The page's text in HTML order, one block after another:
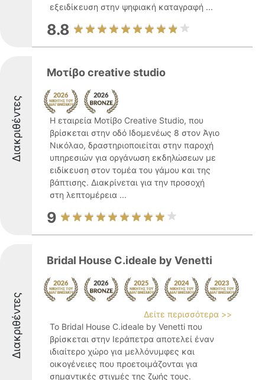
εξειδίκευση στην ψηφιακή καταγραφή ...
8.8
Διακριθέντες
Μοτίβο creative studio
Η εταιρεία Μοτίβο Creative Studio, που
βρίσκεται στην οδό Ιδομενέως 8 στον Άγιο
Νικόλαο, δραστηριοποιείται στην παροχή
υπηρεσιών για οργάνωση εκδηλώσεων με
ειδίκευση στον τομέα του γάμου και της
βάπτισης. Διακρίνεται για την προσοχή
στη λεπτομέρεια ...
9
Διακριθέντες
Bridal House C.ideale by Venetti
Δείτε περισσότερα >>
Το Bridal House C.ideale by Venetti που
βρίσκεται στην Ιεράπετρα αποτελεί έναν
ιδιαίτερο χώρο για μελλόνυμφες και
οικογένειες που προετοιμάζονται για
σημαντικές στιγμές της ζωής τους.